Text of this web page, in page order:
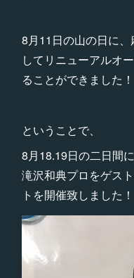
8月11日の山の日に
してリニューアルオ
ることができました！
ということで、
8月18.19日の二日間
滝沢和典プロをゲス
トを開催致しました！